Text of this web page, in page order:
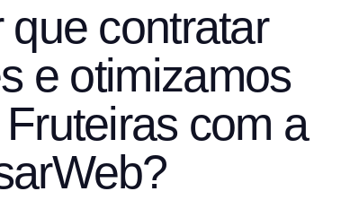
que contratar
e otimizamos
com a